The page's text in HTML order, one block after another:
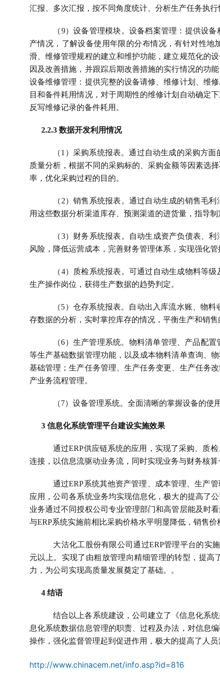
汇报、多次汇报，按不同角度统计、分析生产任务执行
（9）设备管理模块。设备档案管理：提供设
产情况，了解设备使用年限的分布情况，有针对性
滑、维修管理规程的建立和维护功能，建立规范化的
因及改善措施，并跟踪后期改善措施的实行情况的功
设备维修管理：提供完整的设备请修、维修计划、维
目和备件耗用情况，对于周期性的维修计划自动确定
反写维修记录的备件耗用。
2.2.3 数据开发利用情况
（1 ）采购系统报表。通过自动生成的采购方
质量分析，根据不同的采购标的、采购金额等因素选
率，优化采购过程的目的。
（ 2）销售系统报表。通过自动生成的销售毛
用这些数据分析渠道库存、预测渠道的进货量，指导
（3）财务系统报表。自动生成资产负债表、
风险，降低运营成本，完善财务管理体系，实现强化
（4）质检系统报表。可通过自动生成物料等
生产操作岗位，获得生产数据的趋势判定。
（5）仓存系统报表。自动出入库流水账、物
存数据的分析，实时掌控库存的情况，平衡生产和销
（6）生产管理系统。物料清单管理、产品配置
等生产基础数据管理功能，以及成本物料清单查询、
基础管理；生产任务管理、生产任务变更、生产任务
产业务流程管理。
（7）设备管理系统。全面清晰的掌握设备的使
3 信息化系统管理平台建设实施效果
通过ERP供应链系统的应用，实现了采购、质
连接，以信息流驱动业务流，同时实现业务与财务核
通过ERP系统其他资产管理、成本管理、生产
应用，公司各系统业务均实现信息化，极大的提高了
业务通过不同授权公司专业管理部门和高管层能及时
与ERP系统实施前相比采购价格水平明显降低，销售
大沽化工股份有限公司通过ERP管理平台的实
元以上。实现了由粗放管理向精细管理的转型，提
力，为公司实现高质量发展奠定了基础。。
4 结语
结合以上各系统建设，公司建立了《信息化系
息化系统数据信息管理的职责、过程及办法，对信息
操作，强化监督管理起到促进作用，极大的提高了人
http://www.chinacem.net/info.asp?id=816